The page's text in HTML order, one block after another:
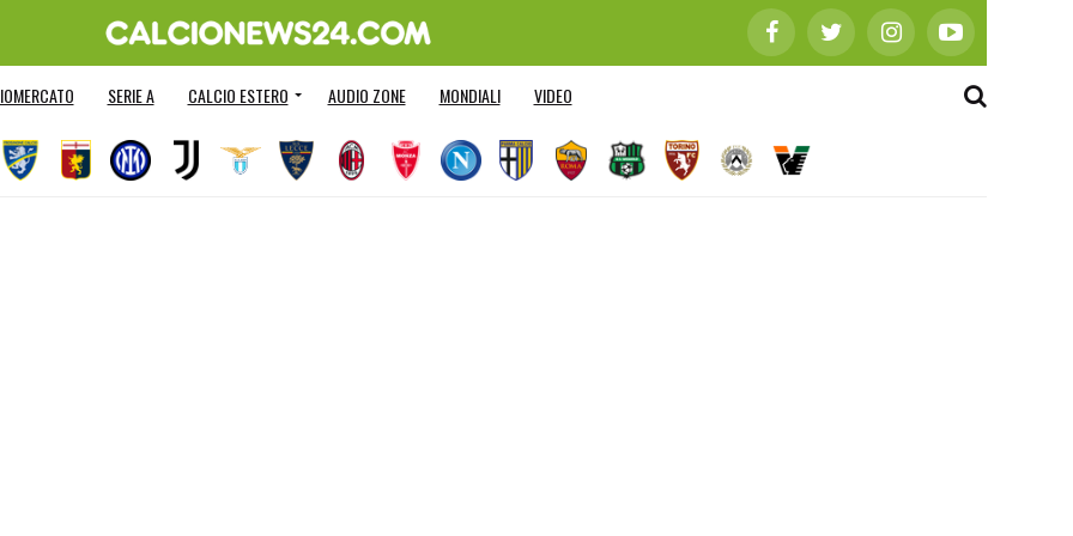
SERIE A CALCIO ESTERO AUDIO ZONE MONDIALI VIDEO